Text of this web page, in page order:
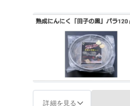
詳細を見る